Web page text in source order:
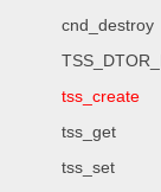
cnd_destroy
tss_create
tss_get
tss_set